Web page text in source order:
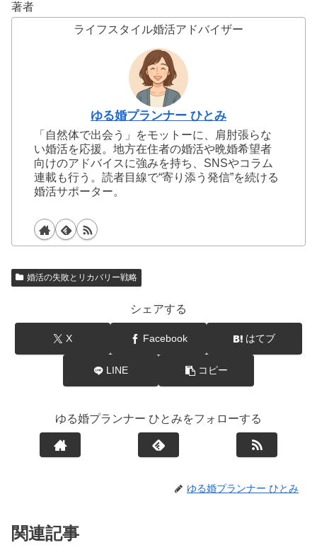
著者
ライフスタイル婚活アドバイザー
ゆる婚プランナー ひとみ
「自然体で出会う」をモットーに、肩肘張らな
い婚活を応援。地方在住者の婚活や晩婚希望者
向けのアドバイスに強みを持ち、SNSやコラム
連載も行う。読者目線で“寄り添う発信”を続ける
婚活サポーター。
婚活の失敗とリカバリー戦略
シェアする
X Facebook はてブ
LINE コピー
ゆる婚プランナー ひとみをフォローする
ゆる婚プランナー ひとみ
関連記事